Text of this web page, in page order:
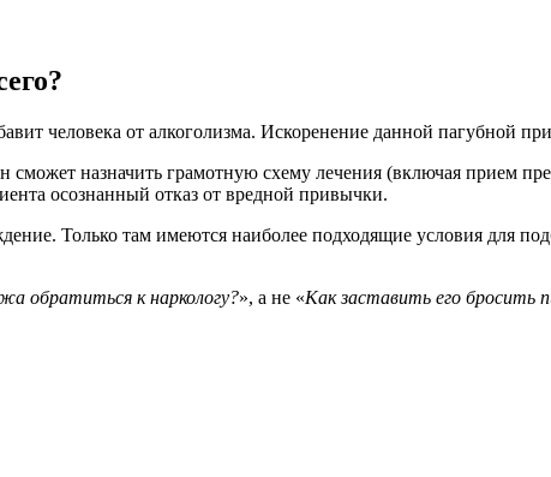
человека от алкоголизма. Искоренение данной пагубной
назначить грамотную схему лечения (включая прием
осознанный отказ от вредной привычки.
Только там имеются наиболее подходящие условия для
обратиться к наркологу?», а не «Как заставить его бросить